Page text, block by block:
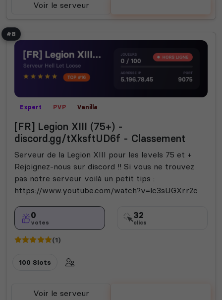
Voir le serveur
#8
Expert PVP Vanilla
[FR] Legion XIII (75+) -
discord.gg/tXksftUD6f - Classement
Serveur de la Legion XIII pour les levels 75 et +
Rejoignez-nous sur discord !! Si vous ne trouvez
pas notre serveur voilà un petit tips :
https://www.youtube.com/watch?v=lc3sUGXrr2c
0
votes
32
clics
(1)
100 Slots
Voir le serveur